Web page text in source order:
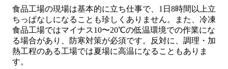
食品工場の現場は基本的に立ち仕事で、1日8時間以上立
ちっぱなしになることも珍しくありません。また、冷凍
食品工場ではマイナス10〜20℃の低温環境での作業にな
る場合があり、防寒対策が必須です。反対に、調理・加
熱工程のある工場では夏場に高温になることもありま
す。